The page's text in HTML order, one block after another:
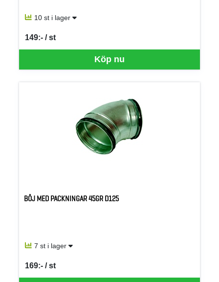
10 st i lager
Köp nu
149:- / st
SEK per ST
BÖJ MED PACKNINGAR 45GR D125
7 st i lager
169:- / st
SEK per ST